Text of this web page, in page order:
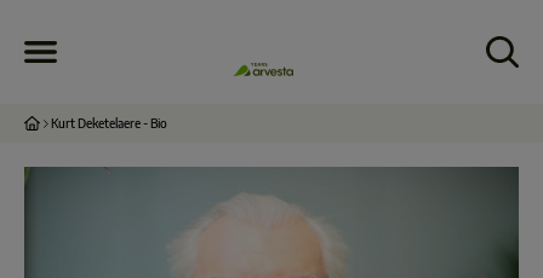
Kurt Deketelaere - Bio